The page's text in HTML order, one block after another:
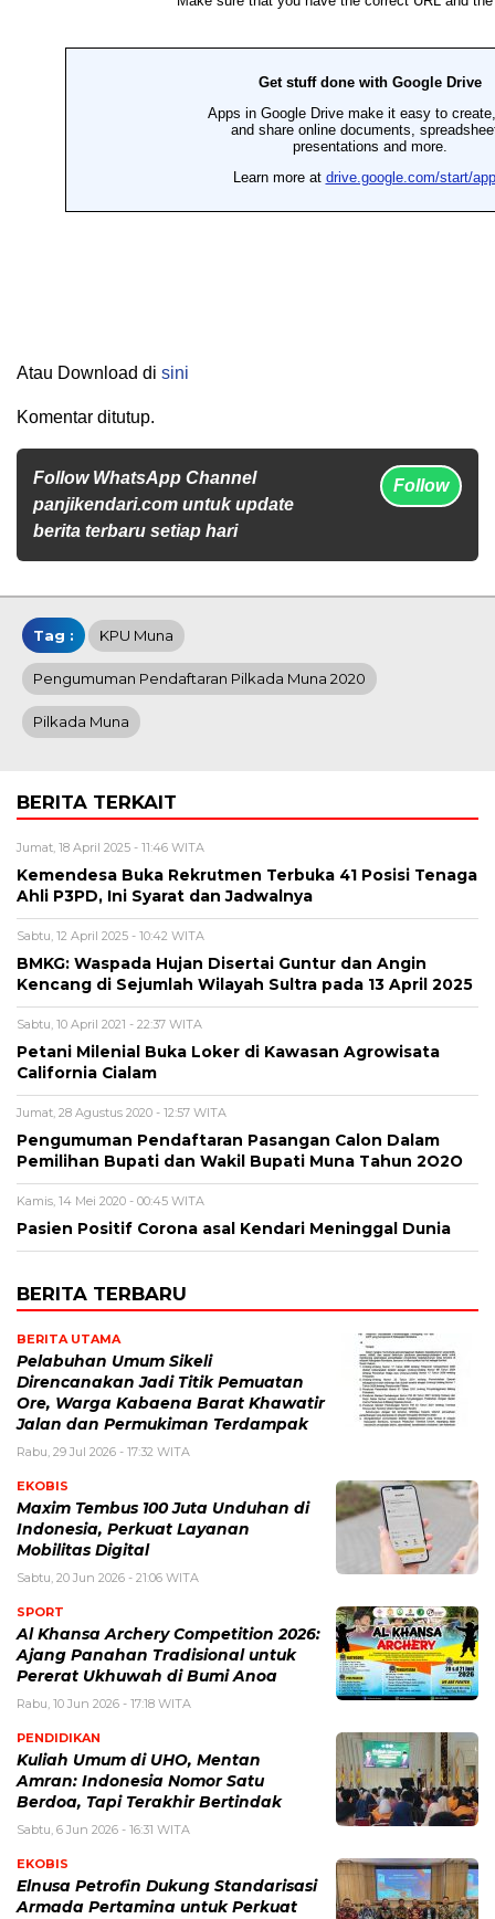
Atau Download di sini
Komentar ditutup.
Follow WhatsApp Channel
panjikendari.com untuk update
berita terbaru setiap hari
Follow
Tag : KPU Muna
Pengumuman Pendaftaran Pilkada Muna 2020
Pilkada Muna
BERITA TERKAIT
Jumat, 18 April 2025 - 11:46 WITA
Kemendesa Buka Rekrutmen Terbuka 41 Posisi Tenaga
Ahli P3PD, Ini Syarat dan Jadwalnya
Sabtu, 12 April 2025 - 10:42 WITA
BMKG: Waspada Hujan Disertai Guntur dan Angin
Kencang di Sejumlah Wilayah Sultra pada 13 April 2025
Sabtu, 10 April 2021 - 22:37 WITA
Petani Milenial Buka Loker di Kawasan Agrowisata
California Cialam
Jumat, 28 Agustus 2020 - 12:57 WITA
Pengumuman Pendaftaran Pasangan Calon Dalam
Pemilihan Bupati dan Wakil Bupati Muna Tahun 2O2O
Kamis, 14 Mei 2020 - 00:45 WITA
Pasien Positif Corona asal Kendari Meninggal Dunia
BERITA TERBARU
BERITA UTAMA
Pelabuhan Umum Sikeli
Direncanakan Jadi Titik Pemuatan
Ore, Warga Kabaena Barat Khawatir
Jalan dan Permukiman Terdampak
Rabu, 29 Jul 2026 - 17:32 WITA
EKOBIS
Maxim Tembus 100 Juta Unduhan di
Indonesia, Perkuat Layanan
Mobilitas Digital
Sabtu, 20 Jun 2026 - 21:06 WITA
SPORT
Al Khansa Archery Competition 2026:
Ajang Panahan Tradisional untuk
Pererat Ukhuwah di Bumi Anoa
Rabu, 10 Jun 2026 - 17:18 WITA
PENDIDIKAN
Kuliah Umum di UHO, Mentan
Amran: Indonesia Nomor Satu
Berdoa, Tapi Terakhir Bertindak
Sabtu, 6 Jun 2026 - 16:31 WITA
EKOBIS
Elnusa Petrofin Dukung Standarisasi
Armada Pertamina untuk Perkuat